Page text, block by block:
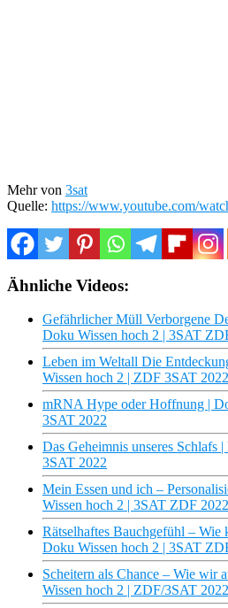
Mehr von 3sat
Quelle: https://www.youtube.com/
Ähnliche Videos:
Gefährlicher Müll Verborgene
Doku Wissen hoch 2 | 3SAT
Leben im Weltall Die
Wissen hoch 2 | ZDF 3SAT 2022
mRNA Hype oder Hoffnung |
3SAT 2022
Das Geheimnis unseres Schlafs
3SAT 2022
Mein Essen und ich –
Wissen hoch 2 | 3SAT ZDF 2022
Rätselhaftes Bauchgefühl – Wie
Doku Wissen hoch 2 | 3SAT
Scheitern als Chance – Wie wir
Wissen hoch 2 | ZDF/3SAT 2022